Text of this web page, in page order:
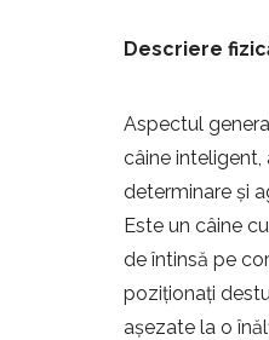
Descriere
Aspectul
câine inteligent,
determinare și
Este un câine
de întinsă pe
poziționați
așezate la o